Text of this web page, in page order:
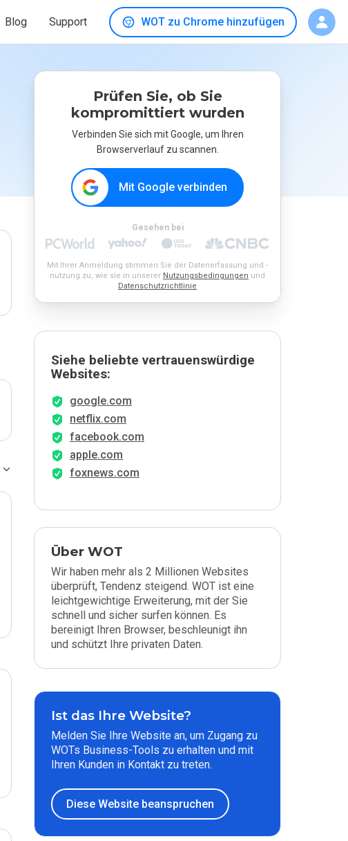
Blog Support WOT zu Chrome hinzufügen
Prüfen Sie, ob Sie
kompromittiert wurden
Verbinden Sie sich mit Google, um Ihren
Browserverlauf zu scannen.
Mit Google verbinden
Gesehen bei
Mit Ihrer Anmeldung stimmen Sie der Datenerfassung und -
nutzung zu, wie sie in unserer Nutzungsbedingungen und
Datenschutzrichtlinie
Siehe beliebte vertrauenswürdige
Websites:
google.com
netflix.com
facebook.com
apple.com
foxnews.com
Über WOT
Wir haben mehr als 2 Millionen Websites
überprüft, Tendenz steigend. WOT ist eine
leichtgewichtige Erweiterung, mit der Sie
schnell und sicher surfen können. Es
bereinigt Ihren Browser, beschleunigt ihn
und schützt Ihre privaten Daten.
Ist das Ihre Website?
Melden Sie Ihre Website an, um Zugang zu
WOTs Business-Tools zu erhalten und mit
Ihren Kunden in Kontakt zu treten.
Diese Website beanspruchen